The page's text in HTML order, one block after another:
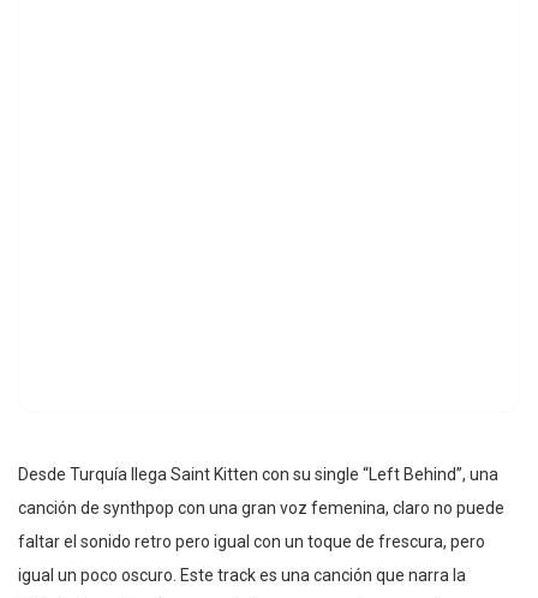
Desde Turquía llega Saint Kitten con su single “Left Behind”, una
canción de synthpop con una gran voz femenina, claro no puede
faltar el sonido retro pero igual con un toque de frescura, pero
igual un poco oscuro. Este track es una canción que narra la